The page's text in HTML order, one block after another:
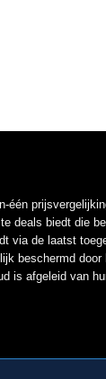
één
deals biedt die
via de laatst
beschermd
is afgeleid van